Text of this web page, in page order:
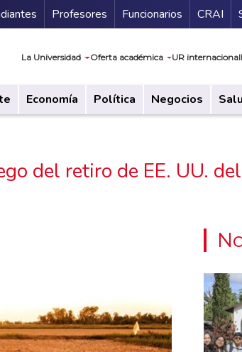
Profesores Funcionarios CRAI
La Universidad Oferta académica UR internacional
Economía Política Negocios
del retiro de EE. UU.